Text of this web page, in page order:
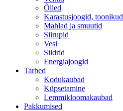
Õlled
Karastusjoogid, toonikud
Mahlad ja smuutid
Siirupid
Vesi
Siidrid
Energiajoogid
Tarbed
Kodukaubad
Küpsetamine
Lemmikloomakaubad
Pakkumised